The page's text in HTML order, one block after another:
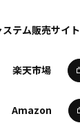
ステム販売サイト
楽天市場
Amazon